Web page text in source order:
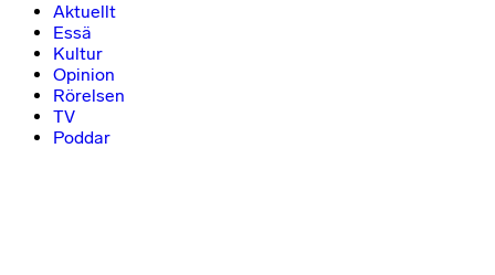
Aktuellt
Essä
Kultur
Opinion
Rörelsen
TV
Poddar